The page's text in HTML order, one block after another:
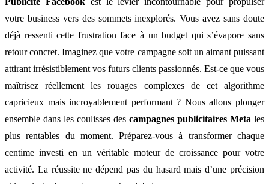
votre business vers des sommets inexplorés. Vous avez sans doute
déjà ressenti cette frustration face à un budget qui s’évapore sans
retour concret. Imaginez que votre campagne soit un aimant puissant
attirant irrésistiblement vos futurs clients passionnés. Est-ce que vous
maîtrisez réellement les rouages complexes de cet algorithme
capricieux mais incroyablement performant ? Nous allons plonger
ensemble dans les coulisses des campagnes publicitaires Meta les
plus rentables du moment. Préparez-vous à transformer chaque
centime investi en un véritable moteur de croissance pour votre
activité. La réussite ne dépend pas du hasard mais d’une précision